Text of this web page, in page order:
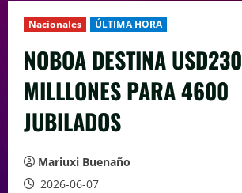
Nacionales ÚLTIMA HORA
NOBOA DESTINA USD230
MILLLONES PARA 4600
JUBILADOS
Mariuxi Buenaño
2026-06-07